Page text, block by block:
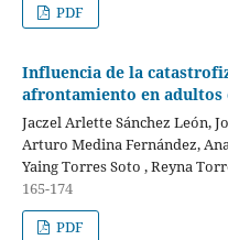
PDF
Influencia de la
afrontamiento en adultos
Jaczel Arlette Sánchez León,
Arturo Medina Fernández,
Yaing Torres Soto , Reyna
165-174
PDF